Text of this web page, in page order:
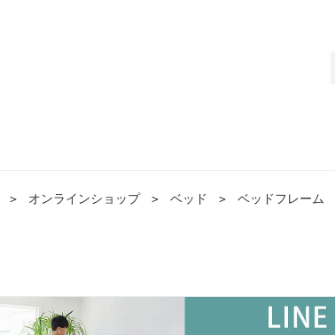
＞ オンラインショップ ＞ ベッド ＞ ベッドフレーム